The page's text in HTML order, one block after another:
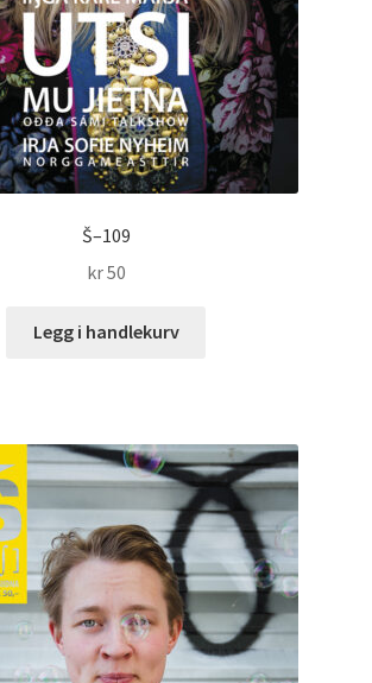
Š–109
kr50
Legg i handlekurv